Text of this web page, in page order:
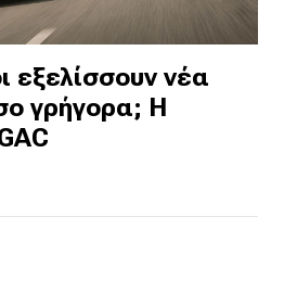
εξελίσσουν νέα
γρήγορα; Η